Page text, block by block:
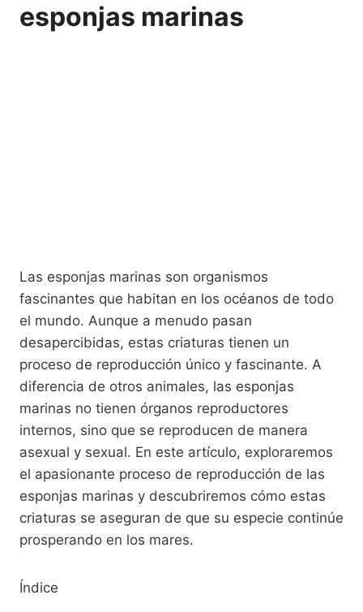
esponjas marinas
Las esponjas marinas son organismos
fascinantes que habitan en los océanos de todo
el mundo. Aunque a menudo pasan
desapercibidas, estas criaturas tienen un
proceso de reproducción único y fascinante. A
diferencia de otros animales, las esponjas
marinas no tienen órganos reproductores
internos, sino que se reproducen de manera
asexual y sexual. En este artículo, exploraremos
el apasionante proceso de reproducción de las
esponjas marinas y descubriremos cómo estas
criaturas se aseguran de que su especie continúe
prosperando en los mares.
Índice